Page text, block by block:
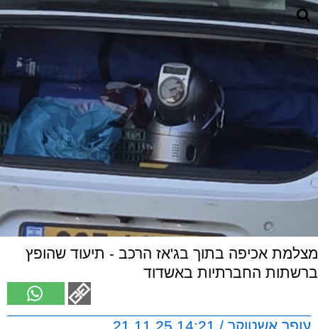
מצלמת אכיפה בתוך בג'אז הרכב - תיעוד שהופץ
ברשתות החברתיות באשדוד